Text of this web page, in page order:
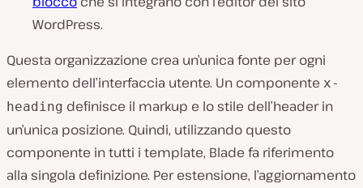
WordPress.
Questa organizzazione crea un’unica fonte per ogni
elemento dell’interfaccia utente. Un componente x-
heading definisce il markup e lo stile dell’header in
un’unica posizione. Quindi, utilizzando questo
componente in tutti i template, Blade fa riferimento
alla singola definizione. Per estensione, l’aggiornamento